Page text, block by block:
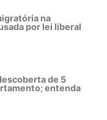
na
por lei liberal
de 5
entenda